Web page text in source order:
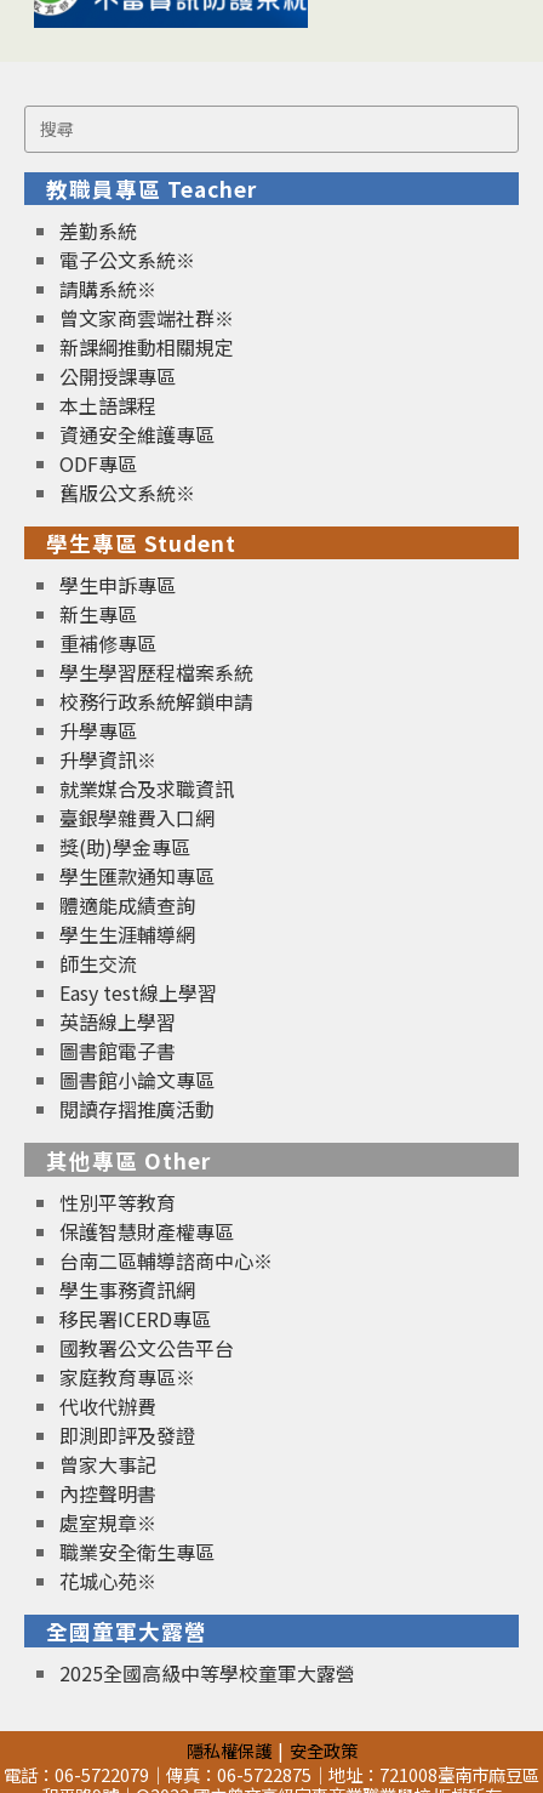
Search
for:
教職員專區 Teacher
差勤系統
電子公文系統※
請購系統※
曾文家商雲端社群※
新課綱推動相關規定
公開授課專區
本土語課程
資通安全維護專區
ODF專區
舊版公文系統※
學生專區 Student
學生申訴專區
新生專區
重補修專區
學生學習歷程檔案系統
校務行政系統解鎖申請
升學專區
升學資訊※
就業媒合及求職資訊
臺銀學雜費入口網
獎(助)學金專區
學生匯款通知專區
體適能成績查詢
學生生涯輔導網
師生交流
Easy test線上學習
英語線上學習
圖書館電子書
圖書館小論文專區
閱讀存摺推廣活動
其他專區 Other
性別平等教育
保護智慧財產權專區
台南二區輔導諮商中心※
學生事務資訊網
移民署ICERD專區
國教署公文公告平台
家庭教育專區※
代收代辦費
即測即評及發證
曾家大事記
內控聲明書
處室規章※
職業安全衛生專區
花城心苑※
全國童軍大露營
2025全國高級中等學校童軍大露營
隱私權保護
安全政策
電話：06-5722079｜傳真：06-5722875｜地址：721008臺南市麻豆區